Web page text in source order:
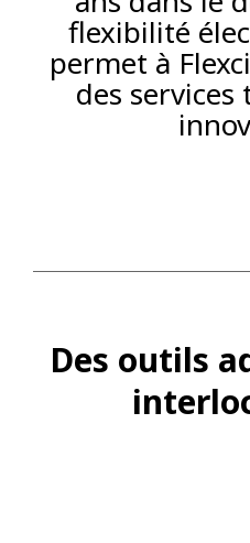
flexibilité
permet à
des
Des outils